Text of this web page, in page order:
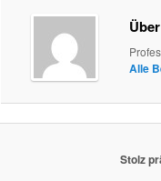
Alle
Stolz